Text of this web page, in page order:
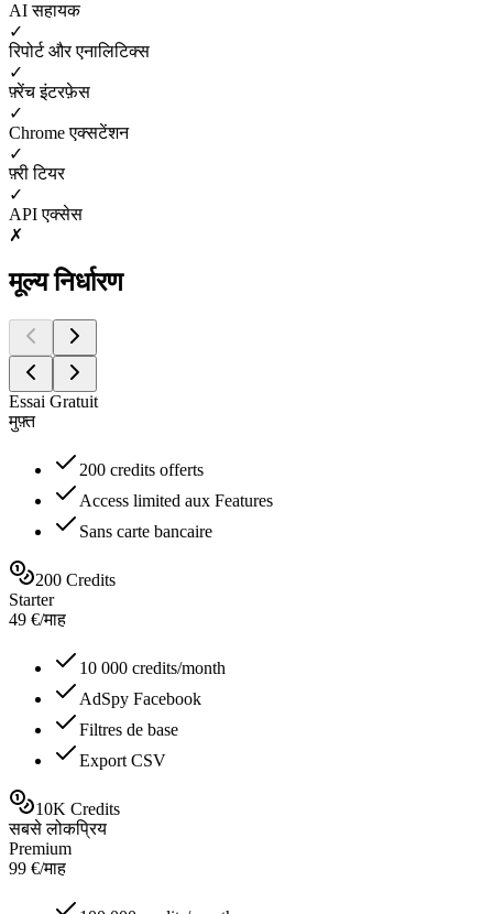
AI सहायक
✓
रिपोर्ट और एनालिटिक्स
✓
फ़्रेंच इंटरफ़ेस
✓
Chrome एक्सटेंशन
✓
फ़्री टियर
✓
API एक्सेस
✗
मूल्य निर्धारण
Essai Gratuit
मुफ़्त
200 credits offerts
Access limited aux Features
Sans carte bancaire
200 Credits
Starter
49 €/माह
10 000 credits/month
AdSpy Facebook
Filtres de base
Export CSV
10K Credits
सबसे लोकप्रिय
Premium
99 €/माह